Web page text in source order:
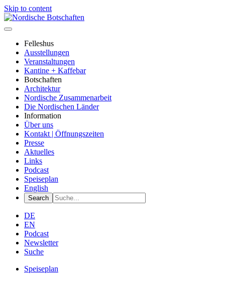
Skip to content
Felleshus
Ausstellungen
Veranstaltungen
Kantine + Kaffebar
Botschaften
Architektur
Nordische Zusammenarbeit
Die Nordischen Länder
Information
Über uns
Kontakt | Öffnungszeiten
Presse
Aktuelles
Links
Podcast
Speiseplan
English
DE
EN
Podcast
Newsletter
Suche
Speiseplan